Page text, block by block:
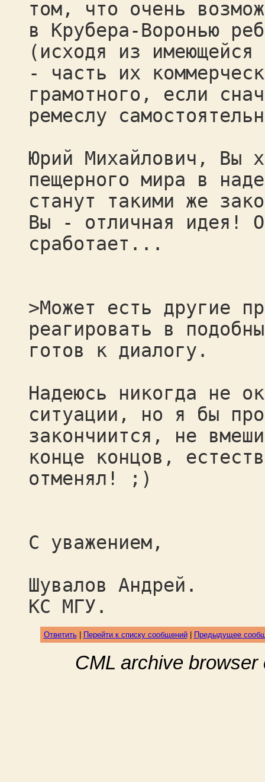
том, что очень
в Крубера-Воронью
(исходя из
- часть их
грамотного, если
ремеслу
Юрий Михайлович, Вы
пещерного мира в
станут такими же
Вы - отличная идея!
сработает...
>Может есть другие
реагировать в
готов к диалогу.
Надеюсь никогда не
ситуации, но я бы
закончиится, не
конце концов,
отменял! ;)
С уважением,
Шувалов Андрей.
КС МГУ.
Ответить| Перейти к списку сообщений| Предыдущее
CML archive